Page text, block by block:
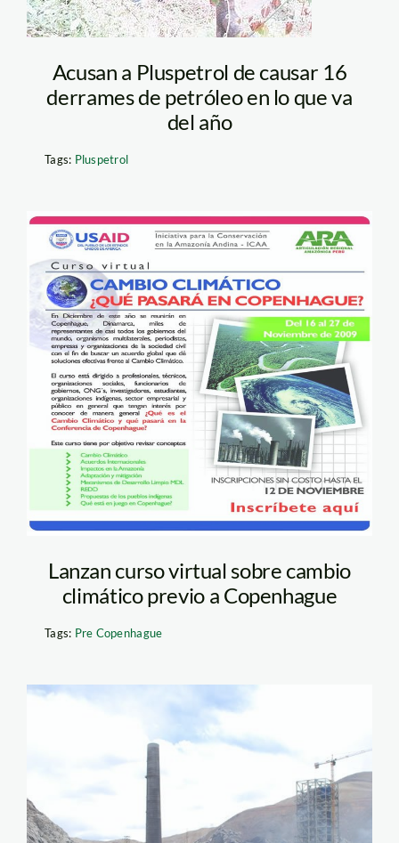
Acusan a Pluspetrol de causar 16
derrames de petróleo en lo que va
del año
Tags: Pluspetrol
cambio_flyer_icaa
Lanzan curso virtual sobre cambio
climático previo a Copenhague
Tags: Pre Copenhague
doe_run_apia1